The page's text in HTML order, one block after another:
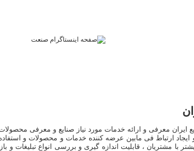
معرفی و ارائه خدمات مورد نیاز صنایع و معرفی
ارتباط فی مابین عرضه کننده خدمات و محصولات و استفاده
با مشتریان ، قابلیت اندازه گیری و بررسی انواع تبلیغات و